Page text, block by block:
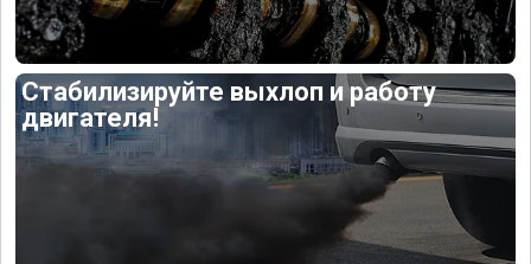
Стабилизируйте выхлоп и работу
двигателя!